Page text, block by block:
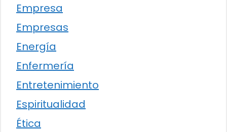
Empresa
Empresas
Energía
Enfermería
Entretenimiento
Espiritualidad
Ética